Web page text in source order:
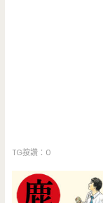
TG按讚：0